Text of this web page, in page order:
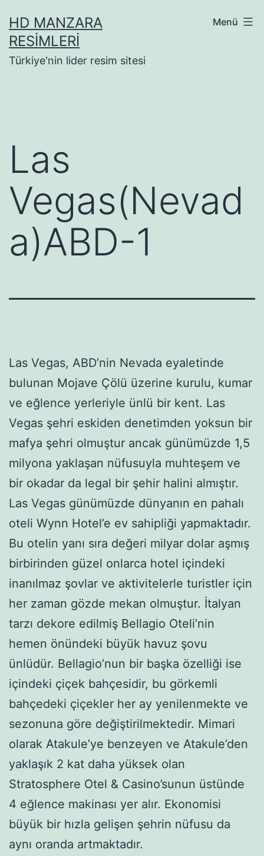
geçHD MANZARA
RESIMLERI
Türkiye'nin lider resim sitesi
Menü
Las
Vegas(Nevad
a)ABD-1
Las Vegas, ABD’nin Nevada eyaletinde
bulunan Mojave Çölü üzerine kurulu, kumar
ve eğlence yerleriyle ünlü bir kent. Las
Vegas şehri eskiden denetimden yoksun bir
mafya şehri olmuştur ancak günümüzde 1,5
milyona yaklaşan nüfusuyla muhteşem ve
bir okadar da legal bir şehir halini almıştır.
Las Vegas günümüzde dünyanın en pahalı
oteli Wynn Hotel’e ev sahipliği yapmaktadır.
Bu otelin yanı sıra değeri milyar dolar aşmış
birbirinden güzel onlarca hotel içindeki
inanılmaz şovlar ve aktivitelerle turistler için
her zaman gözde mekan olmuştur. İtalyan
tarzı dekore edilmiş Bellagio Oteli’nin
hemen önündeki büyük havuz şovu
ünlüdür. Bellagio’nun bir başka özelliği ise
içindeki çiçek bahçesidir, bu görkemli
bahçedeki çiçekler her ay yenilenmekte ve
sezonuna göre değiştirilmektedir. Mimari
olarak Atakule’ye benzeyen ve Atakule’den
yaklaşık 2 kat daha yüksek olan
Stratosphere Otel & Casino’sunun üstünde
4 eğlence makinası yer alır. Ekonomisi
büyük bir hızla gelişen şehrin nüfusu da
aynı oranda artmaktadır.